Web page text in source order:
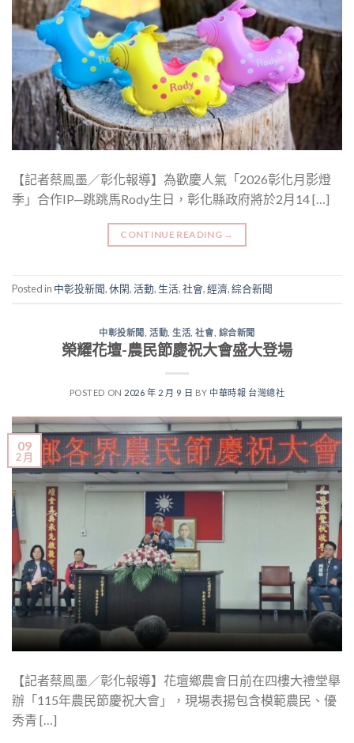
【記者蔡鳯墨／彰化報導】為歡慶人氣「2026彰化月影燈
季」合作IP─跳跳馬Rody生日，彰化縣政府將於2月14 […]
CONTINUE READING →
Posted in 中彰投新聞,休閑,活動,生活,社會,經濟,綜合新聞
中彰投新聞 活動 ,生活 ,社會, 綜合新聞
榮耀花壇-農民節慶祝大會盛大登場
POSTED ON 2026 年 2 月 9 日 BY 中華時報 台灣總社
09
2 月
【記者蔡鳯墨／彰化報導】花壇鄉農會日前在四樓大禮堂舉
辦「115年農民節慶祝大會」，現場表揚包含模範農民、優
秀青 […]